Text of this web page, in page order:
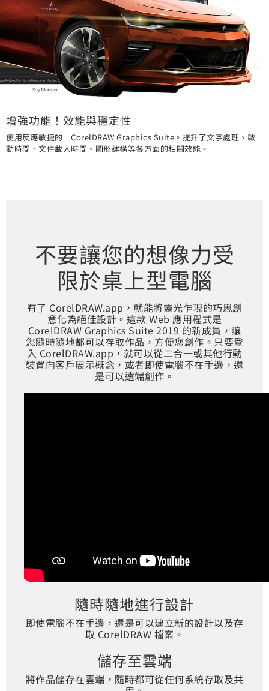
增強功能！效能與穩定性
使用反應敏捷的 CorelDRAW Graphics Suite。提升了文字處理、啟
動時間、文件載入時間、圖形建構等各方面的相關效能。
不要讓您的想像力受
限於桌上型電腦
有了 CorelDRAW.app，就能將靈光乍現的巧思創
意化為絕佳設計。這款 Web 應用程式是
CorelDRAW Graphics Suite 2019 的新成員，讓
您隨時隨地都可以存取作品，方便您創作。只要登
入 CorelDRAW.app，就可以從二合一或其他行動
裝置向客戶展示概念，或者即使電腦不在手邊，還
是可以遠端創作。
隨時隨地進行設計
即使電腦不在手邊，還是可以建立新的設計以及存
取 CorelDRAW 檔案。
儲存至雲端
將作品儲存在雲端，隨時都可從任何系統存取及共